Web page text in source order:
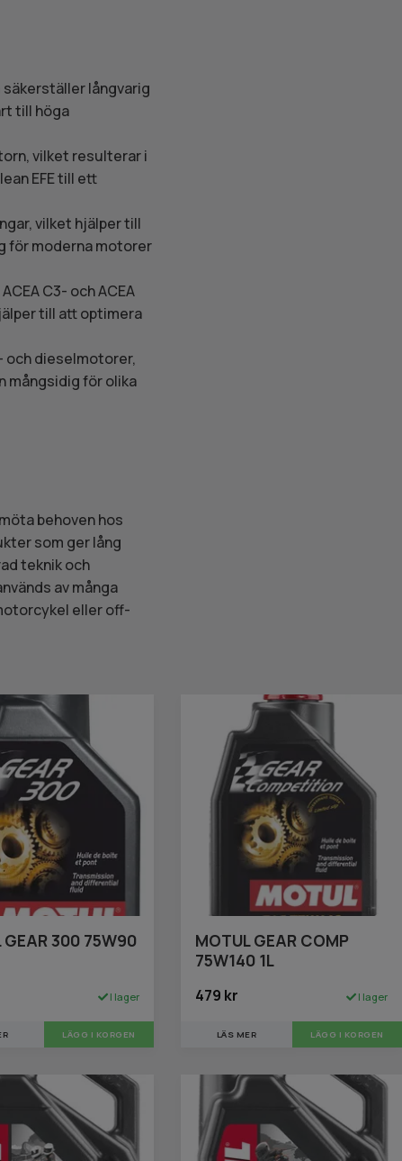
säkerställer långvarig
till höga
vilket resulterar i
EFE till ett
vilket hjälper till
för moderna motorer
C3- och ACEA
till att optimera
och dieselmotorer,
mångsidig för olika
behoven hos
som ger lång
teknik och
av många
eller off-
GEAR 300 75W90
I lager
MOTUL GEAR COMP
75W140 1L
479 kr I lager
LÄS MER